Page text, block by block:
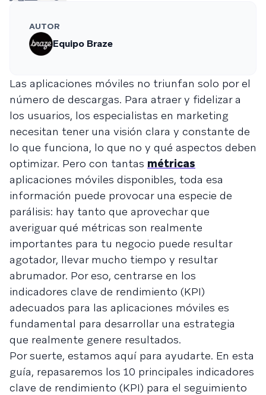
AUTOR
Equipo Braze
Las aplicaciones móviles no triunfan solo por el
número de descargas. Para atraer y fidelizar a
los usuarios, los especialistas en marketing
necesitan tener una visión clara y constante de
lo que funciona, lo que no y qué aspectos deben
optimizar. Pero con tantas métricas
aplicaciones móviles disponibles, toda esa
información puede provocar una especie de
parálisis: hay tanto que aprovechar que
averiguar qué métricas son realmente
importantes para tu negocio puede resultar
agotador, llevar mucho tiempo y resultar
abrumador. Por eso, centrarse en los
indicadores clave de rendimiento (KPI)
adecuados para las aplicaciones móviles es
fundamental para desarrollar una estrategia
que realmente genere resultados.
Por suerte, estamos aquí para ayudarte. En esta
guía, repasaremos los 10 principales indicadores
clave de rendimiento (KPI) para el seguimiento